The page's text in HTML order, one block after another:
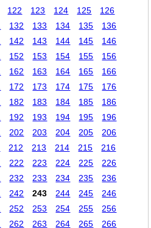
122 123 124 125
126
132 133 134 135
136
142 143 144 145
146
152 153 154 155
156
162 163 164 165
166
172 173 174 175
176
182 183 184 185
186
192 193 194 195
196
202 203 204 205
206
212 213 214 215
216
222 223 224 225
226
232 233 234 235
236
242 243 244 245
246
252 253 254 255
256
262 263 264 265 266